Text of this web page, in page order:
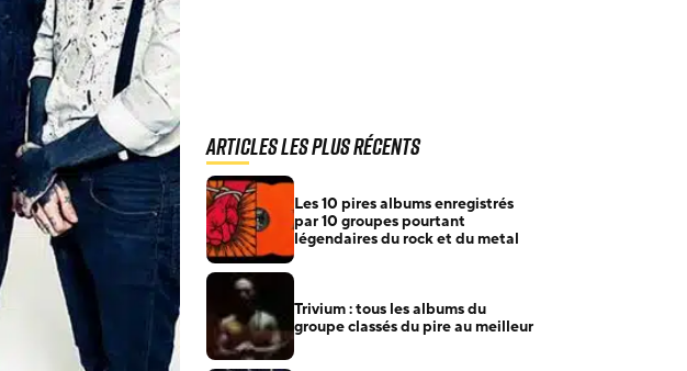
Articles les plus récents
Les 10 pires albums enregistrés
par 10 groupes pourtant
légendaires du rock et du metal
Trivium : tous les albums du
groupe classés du pire au meilleur